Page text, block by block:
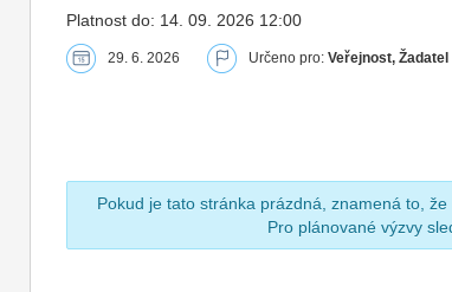
Platnost do: 14. 09. 2026 12:00
29. 6. 2026 Určeno pro:Veřejnost, Žadatel
Pokud je tato stránka prázdná, znamená to,
Pro plánované výzvy